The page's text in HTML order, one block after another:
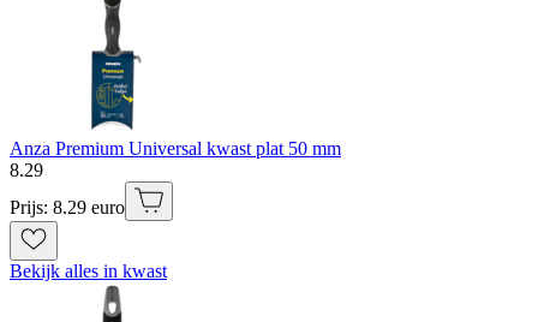
Anza Premium Universal kwast plat 50 mm
8.29
Prijs: 8.29 euro
Bekijk alles in kwast